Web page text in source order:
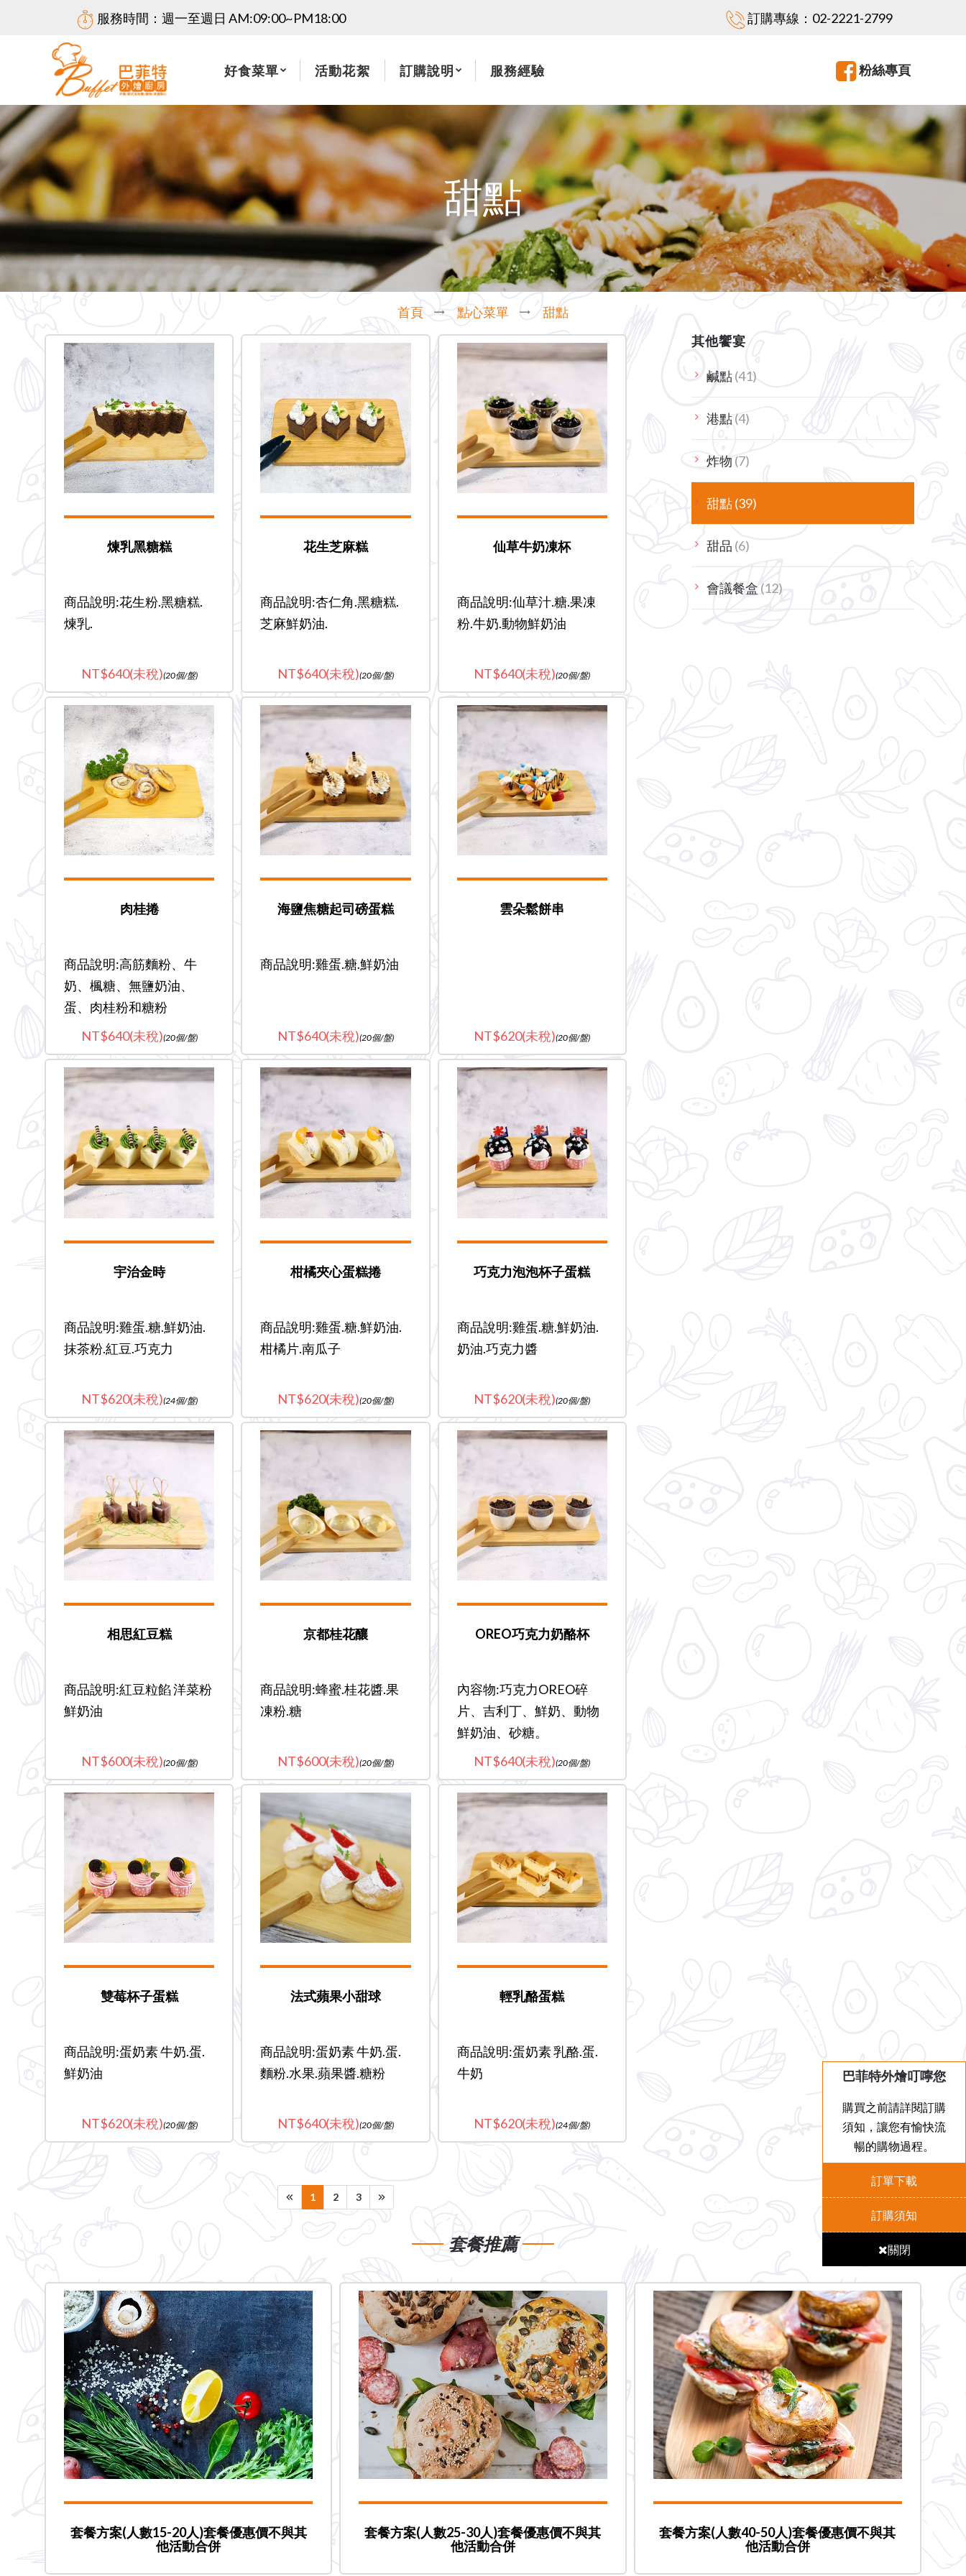
服務時間：週一至週日 AM:09:00~PM18:00 訂購專線： 02-2221-2799
好食菜單 活動花絮 訂購說明 服務經驗 粉絲專頁
甜點
首頁 點心菜單 甜點
煉乳黑糖糕
商品說明:花生粉.黑糖糕.
煉乳.
640(未稅)(20個/盤)
花生芝麻糕
商品說明:杏仁角.黑糖糕.
芝麻鮮奶油.
640(未稅)(20個/盤)
仙草牛奶凍杯
商品說明:仙草汁.糖.果凍
粉.牛奶.動物鮮奶油
640(未稅)(20個/盤)
肉桂捲
商品說明:高筋麵粉、牛
奶、楓糖、無鹽奶油、
蛋、肉桂粉和糖粉
640(未稅)(20個/盤)
海鹽焦糖起司磅蛋糕
商品說明:雞蛋.糖.鮮奶油
640(未稅)(20個/盤)
雲朵鬆餅串
620(未稅)(20個/盤)
宇治金時
商品說明:雞蛋.糖.鮮奶油.
抹茶粉.紅豆.巧克力
620(未稅)(24個/盤)
柑橘夾心蛋糕捲
商品說明:雞蛋.糖.鮮奶油.
柑橘片.南瓜子
620(未稅)(20個/盤)
巧克力泡泡杯子蛋糕
商品說明:雞蛋.糖.鮮奶油.
奶油.巧克力醬
620(未稅)(20個/盤)
相思紅豆糕
商品說明:紅豆粒餡 洋菜粉
鮮奶油
600(未稅)(20個/盤)
京都桂花釀
商品說明:蜂蜜.桂花醬.果
凍粉.糖
600(未稅)(20個/盤)
OREO巧克力奶酪杯
內容物:巧克力OREO碎
片、吉利丁、鮮奶、動物
鮮奶油、砂糖。
640(未稅)(20個/盤)
雙莓杯子蛋糕
商品說明:蛋奶素 牛奶.蛋.
鮮奶油
620(未稅)(20個/盤)
法式蘋果小甜球
商品說明:蛋奶素 牛奶.蛋.
麵粉.水果.蘋果醬.糖粉
640(未稅)(20個/盤)
輕乳酪蛋糕
商品說明:蛋奶素 乳酪.蛋.
牛奶
620(未稅)(24個/盤)
1 2 3
其他饗宴
鹹點(41)
港點(4)
炸物 (7)
甜點(39)
甜品 (6)
會議餐盒 (12)
套餐推薦
套餐方案(人數15-20人)套餐優惠價不與其
他活動合併
套餐方案(人數25-30人)套餐優惠價不與其
他活動合併
套餐方案(人數40-50人)套餐優惠價不與其
他活動合併
巴菲特外燴叮嚀您
購買之前請詳閱訂購
須知，讓您有愉快流
暢的購物過程。
訂單下載
訂購須知
關閉